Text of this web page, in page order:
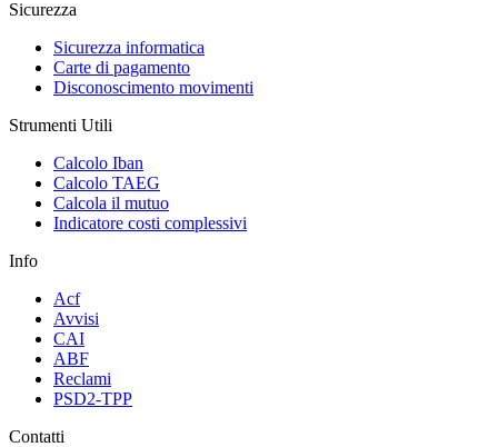
Sicurezza
Sicurezza informatica
Carte di pagamento
Disconoscimento movimenti
Strumenti Utili
Calcolo Iban
Calcolo TAEG
Calcola il mutuo
Indicatore costi complessivi
Info
Acf
Avvisi
CAI
ABF
Reclami
PSD2-TPP
Contatti